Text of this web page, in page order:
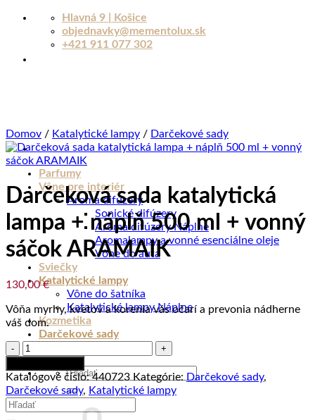
Skip
Hlavná 9 | Košice
objednavky@mementolux.sk
+421 911 077 302
Parfumy
Vône pre interiér
Aroma difúzery
Sonické difúzery
Aroma difúzery Náplne
Aromalampy a vonné esenciálne oleje
Vône do auta
Sviečky
Katalytické lampy
Vône do šatníka
Katalytické lampy Náplne
Kozmetika
Darčekové sady
Hľadať:
Domov / Katalytické lampy / Darčekové sady
Darčeková sada katalytická
lampa + náplň 500 ml + vonný
sáčok ARAMAIK
130,00€
Vôňa myrhy, kvetov a korenia vás očarí a prevonia nádherne
váš dom.
množstvo
Darčeková
sada
katalytická
lampa
+
Katalógové číslo:440723 Kategórie: Darčekové sady,
Darčekové sady, Katalytické lampy
Hľadať: